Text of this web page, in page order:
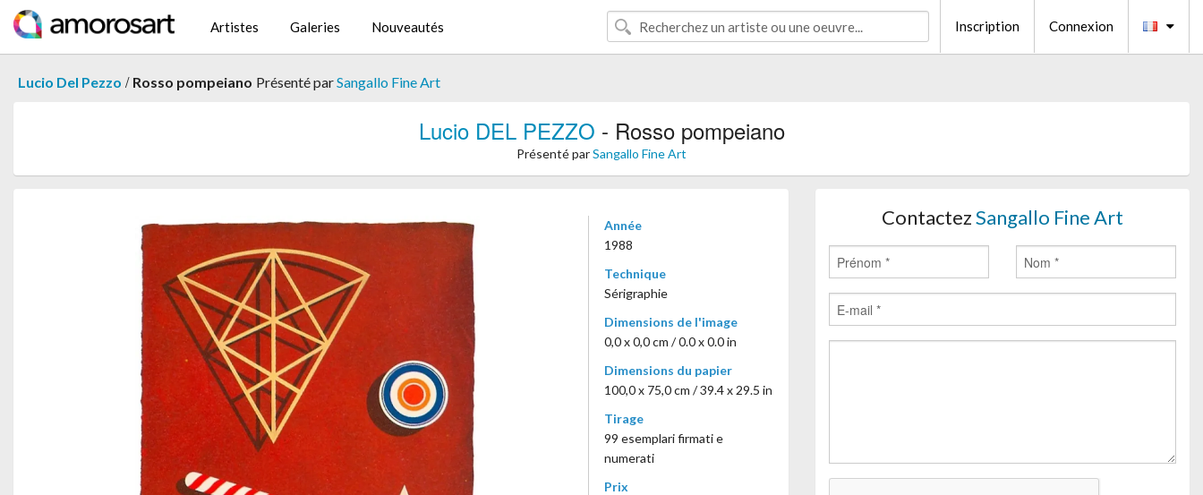
Artistes Galeries Nouveautés Inscription Connexion
Lucio Del Pezzo / Rosso pompeiano Présenté parSangallo Fine Art
Lucio DEL PEZZO - Rosso pompeiano
Présenté parSangallo Fine Art
Année
1988
Technique
Sérigraphie
Dimensions de l'image
0,0 x 0,0 cm / 0.0 x 0.0 in
Dimensions du papier
100,0 x 75,0 cm / 39.4 x 29.5 in
Tirage
99 esemplari firmati e
numerati
Prix
ContactezSangallo Fine Art